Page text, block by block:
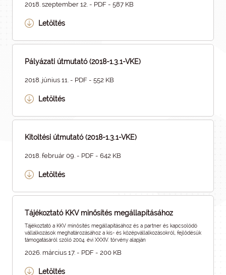
2018. szeptember 12. - PDF - 587 KB
Letöltés
Pályázati útmutató (2018-1.3.1-VKE)
2018. június 11. - PDF - 552 KB
Letöltés
Kitoltési útmutató (2018-1.3.1-VKE)
2018. február 09. - PDF - 642 KB
Letöltés
Tájékoztató KKV minősítés megállapításához
Tájékoztató a KKV minősítés megállapításához és a partner és kapcsolódó
vállalkozások meghatározásához a kis- és középvállalkozásokról, fejlődésük
támogatásáról szóló 2004. évi XXXIV. törvény alapján
2026. március 17. - PDF - 200 KB
Letöltés